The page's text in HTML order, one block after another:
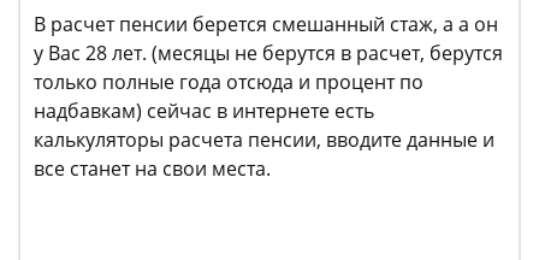
В расчет пенсии берется смешанный стаж, а а он
у Вас 28 лет. (месяцы не берутся в расчет, берутся
только полные года отсюда и процент по
надбавкам) сейчас в интернете есть
калькуляторы расчета пенсии, вводите данные и
все станет на свои места.